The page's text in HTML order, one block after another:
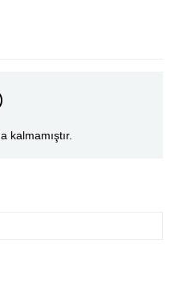
kalmamıştır.